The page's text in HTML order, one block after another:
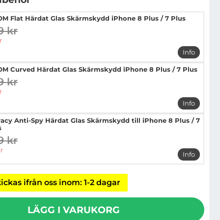
Flat Härdat Glas Skärmskydd iPhone 8 Plus / 7 Plus
pris
kr
Info
mer info
Curved Härdat Glas Skärmskydd iPhone 8 Plus / 7 Plus
pris
kr
Info
mer info
Anti-Spy Härdat Glas Skärmskydd till iPhone 8 Plus / 7
pris
kr
Info
mer info
ifrån oss inom: 1-2 dagar
LÄGG I VARUKORG